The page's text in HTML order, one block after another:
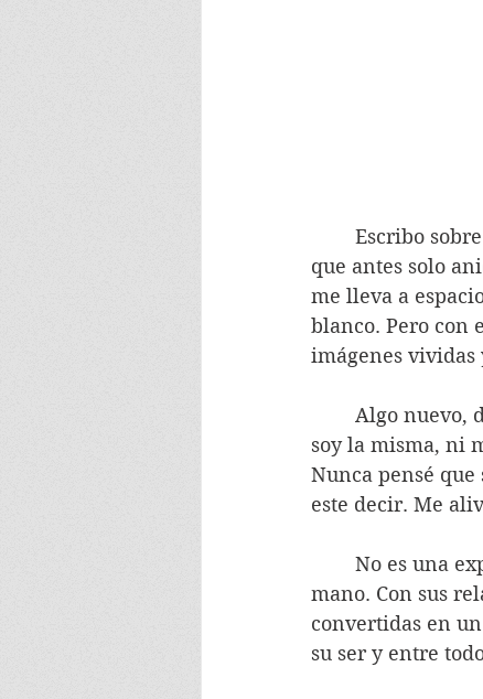
que antes solo
me lleva a
blanco. Pero con
imágenes vividas
soy la misma, ni
Nunca pensé
este decir. Me
mano. Con sus
convertidas en
su ser y entre